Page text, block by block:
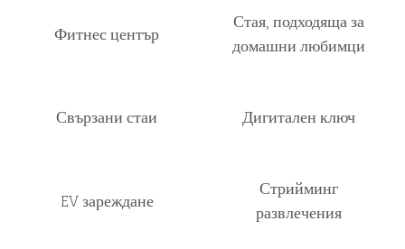
Фитнес център
Стая, подходяща за
домашни любимци
Свързани стаи Дигитален ключ
EV зареждане
Стрийминг
развлечения